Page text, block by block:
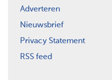
Adverteren
Nieuwsbrief
Privacy Statement
RSS feed